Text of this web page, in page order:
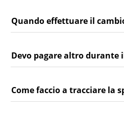
Quando effettuare il
Devo pagare altro durante
Come faccio a tracciare la